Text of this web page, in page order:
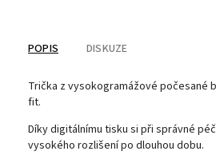
POPIS DISKUZE
Trička z vysokogramážové počesané
fit.
Díky digitálnímu tisku si při správné
vysokého rozlišení po dlouhou dobu.